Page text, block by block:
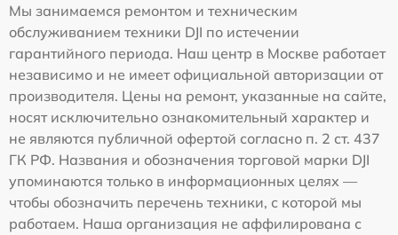
Мы занимаемся ремонтом и техническим
обслуживанием техники DJI по истечении
гарантийного периода. Наш центр в Москве работает
независимо и не имеет официальной авторизации от
производителя. Цены на ремонт, указанные на сайте,
носят исключительно ознакомительный характер и
не являются публичной офертой согласно п. 2 ст. 437
ГК РФ. Названия и обозначения торговой марки DJI
упоминаются только в информационных целях —
чтобы обозначить перечень техники, с которой мы
работаем. Наша организация не аффилирована с